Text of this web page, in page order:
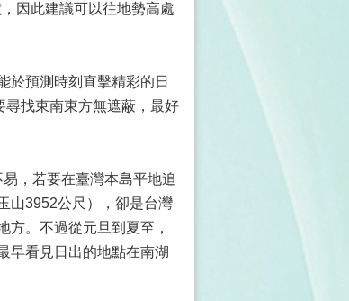
因此建議可以往地勢高處
於預測時刻直擊精彩的日
找東南東方無遮蔽，最好
，若要在臺灣本島平地追
山3952公尺），卻是台灣
。不過從元旦到夏至，
早看見日出的地點在南湖